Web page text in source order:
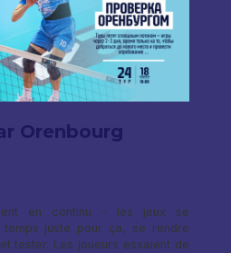
Orenbourg
en continu - les jeux se
juste pour ça, se rendre
tester. Les joueurs essaient de